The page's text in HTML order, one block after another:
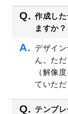
2023/4/20
2023/4/18
2023/4/18
2023/3/16
作成し
ますか？
デザイ
ん。た
（解像
ていただ
テンプ